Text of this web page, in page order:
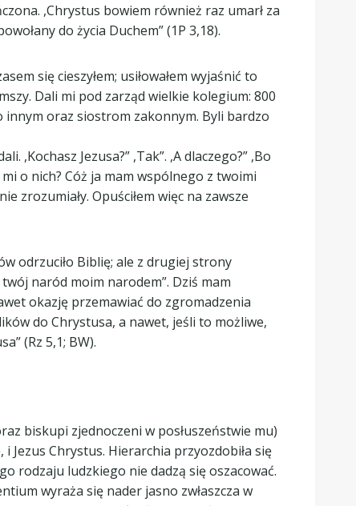
,Chrystus bowiem również raz umarł za
do życia Duchem” (1P 3,18).
się cieszyłem; usiłowałem wyjaśnić to
Dali mi pod zarząd wielkie kolegium: 800
innym oraz siostrom zakonnym. Byli bardzo
,Kochasz Jezusa?” ,Tak”. ,A dlaczego?” ,Bo
o nich? Cóż ja mam wspólnego z twoimi
zrozumiały. Opuściłem więc na zawsze
odrzuciło Biblię; ale z drugiej strony
naród moim narodem”. Dziś mam
okazję przemawiać do zgromadzenia
do Chrystusa, a nawet, jeśli to możliwe,
(Rz 5,1; BW).
biskupi zjednoczeni w posłuszeństwie mu)
Jezus Chrystus. Hierarchia przyozdobiła się
rodzaju ludzkiego nie dadzą się oszacować.
wyraża się nader jasno zwłaszcza w